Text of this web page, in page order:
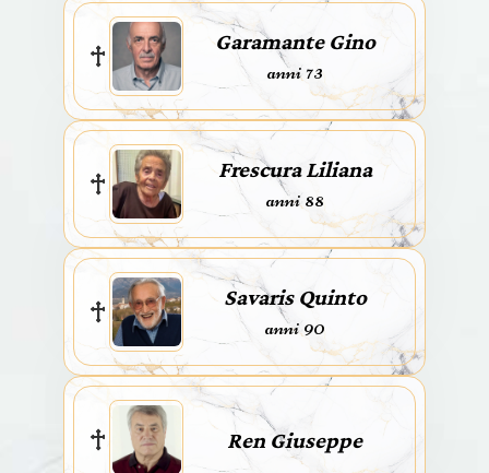
Garamante Gino
anni 73
Frescura Liliana
anni 88
Savaris Quinto
anni 90
Ren Giuseppe